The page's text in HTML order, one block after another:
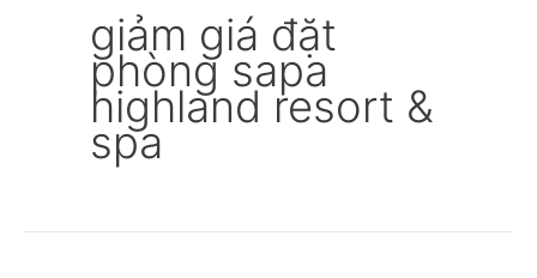
giảm giá đặt
phòng sapa
highland resort &
spa